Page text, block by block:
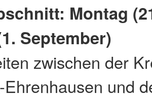
Montag
September)
zwischen der
und